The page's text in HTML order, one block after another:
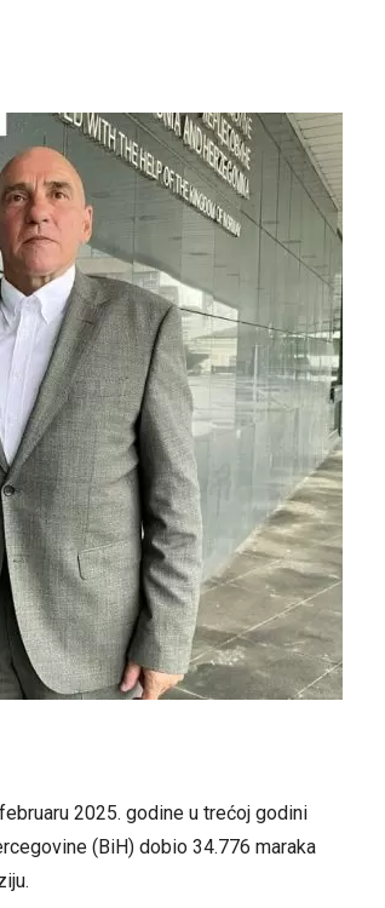
2025. godine u trećoj godini
(BiH) dobio 34.776 maraka